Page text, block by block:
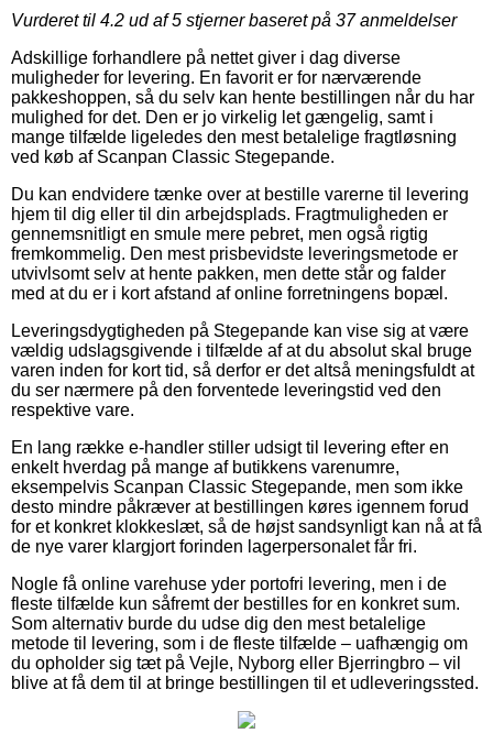
Vurderet til 4.2 ud af 5 stjerner baseret på 37anmeldelser
Adskillige forhandlere på nettet giver i dag diverse
muligheder for levering. En favorit er for nærværende
pakkeshoppen, så du selv kan hente bestillingen når du har
mulighed for det. Den er jo virkelig let gængelig, samt i
mange tilfælde ligeledes den mest betalelige fragtløsning
ved køb af Scanpan Classic Stegepande.
Du kan endvidere tænke over at bestille varerne til levering
hjem til dig eller til din arbejdsplads. Fragtmuligheden er
gennemsnitligt en smule mere pebret, men også rigtig
fremkommelig. Den mest prisbevidste leveringsmetode er
utvivlsomt selv at hente pakken, men dette står og falder
med at du er i kort afstand af online forretningens bopæl.
Leveringsdygtigheden på Stegepande kan vise sig at være
vældig udslagsgivende i tilfælde af at du absolut skal bruge
varen inden for kort tid, så derfor er det altså meningsfuldt at
du ser nærmere på den forventede leveringstid ved den
respektive vare.
En lang række e-handler stiller udsigt til levering efter en
enkelt hverdag på mange af butikkens varenumre,
eksempelvis Scanpan Classic Stegepande, men som ikke
desto mindre påkræver at bestillingen køres igennem forud
for et konkret klokkeslæt, så de højst sandsynligt kan nå at få
de nye varer klargjort forinden lagerpersonalet får fri.
Nogle få online varehuse yder portofri levering, men i de
fleste tilfælde kun såfremt der bestilles for en konkret sum.
Som alternativ burde du udse dig den mest betalelige
metode til levering, som i de fleste tilfælde – uafhængig om
du opholder sig tæt på Vejle, Nyborg eller Bjerringbro – vil
blive at få dem til at bringe bestillingen til et udleveringssted.